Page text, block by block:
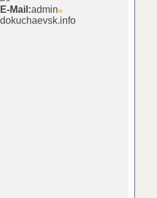
E-Mail:admin
dokuchaevsk.info